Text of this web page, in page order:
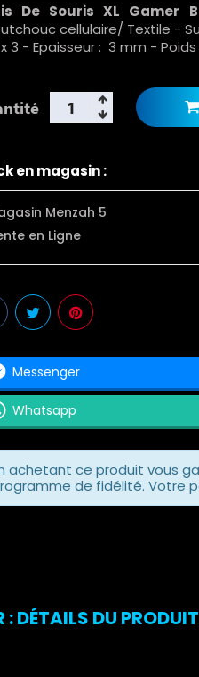
De Souris XL Gamer
cellulaire/ Textile -
3 - Epaisseur : 3 mm -
en magasin :
Menzah 5
en Ligne
Messenger
Whatsapp
achetant ce produit vous
de fidélité. Votre
DÉTAILS DU PRODUIT